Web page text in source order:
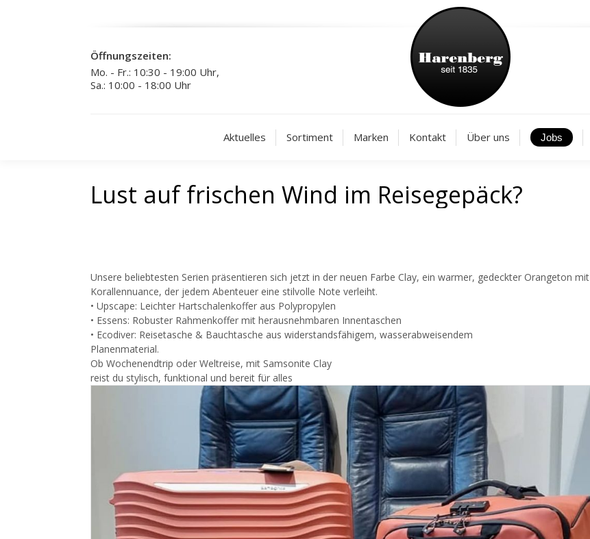
Öffnungszeiten:
Mo. - Fr.: 10:30 - 19:00 Uhr,
Sa.: 10:00 - 18:00 Uhr
Aktuelles Sortiment Marken Kontakt Über uns
Lust auf frischen Wind im Reisegepäck?
Unsere beliebtesten Serien präsentieren sich jetzt in der neuen Farbe Clay, ein warmer, gedeckter Orangeton mit
Korallennuance, der jedem Abenteuer eine stilvolle Note verleiht.
• Upscape: Leichter Hartschalenkoffer aus Polypropylen
• Essens: Robuster Rahmenkoffer mit herausnehmbaren Innentaschen
• Ecodiver: Reisetasche & Bauchtasche aus widerstandsfähigem, wasserabweisendem
Planenmaterial.
Ob Wochenendtrip oder Weltreise, mit Samsonite Clay
reist du stylisch, funktional und bereit für alles
Sortiment Marken